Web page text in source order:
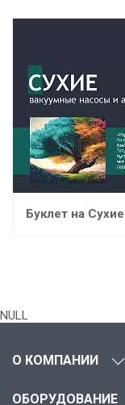
Буклет на
NULL
О КОМПАНИИ
ОБОРУДОВАНИЕ